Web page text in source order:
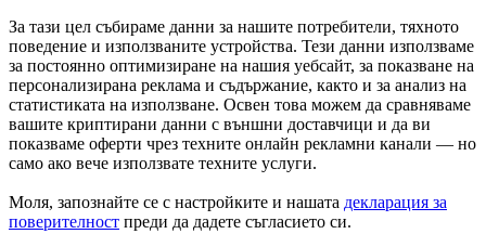
За тази цел събираме данни за нашите потребители, тяхното
поведение и използваните устройства. Тези данни използваме
за постоянно оптимизиране на нашия уебсайт, за показване на
персонализирана реклама и съдържание, както и за анализ на
статистиката на използване. Освен това можем да сравняваме
вашите криптирани данни с външни доставчици и да ви
показваме оферти чрез техните онлайн рекламни канали — но
само ако вече използвате техните услуги.
Моля, запознайте се с настройките и нашата декларация за
поверителност преди да дадете съгласието си.